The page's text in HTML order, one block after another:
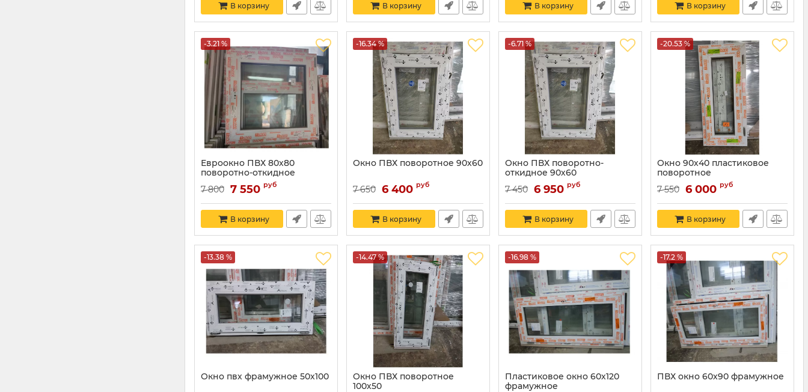
В корзину В корзину В корзину В корзину
-3.21 %
Евроокно ПВХ 80х80
поворотно-откидное
7 800 7 550 руб
В корзину
-16.34 %
Окно ПВХ поворотное 90х60
7 650 6 400 руб
В корзину
-6.71 %
Окно ПВХ поворотно-
откидное 90х60
7 450 6 950 руб
В корзину
-20.53 %
Окно 90х40 пластиковое
поворотное
7 550 6 000 руб
В корзину
-13.38 %
Окно пвх фрамужное 50х100
-14.47 %
Окно ПВХ поворотное
100х50
-16.98 %
Пластиковое окно 60х120
фрамужное
-17.2 %
ПВХ окно 60х90 фрамужное